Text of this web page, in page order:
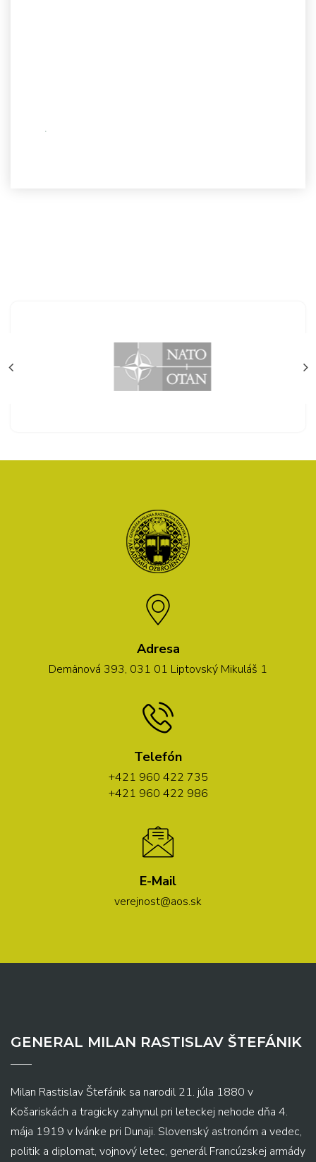
Adresa
Demänová 393, 031 01 Liptovský Mikuláš 1
Telefón
+421 960 422 735
+421 960 422 986
E-Mail
verejnost@aos.sk
GENERAL MILAN RASTISLAV ŠTEFÁNIK
Milan Rastislav Štefánik sa narodil 21. júla 1880 v
Košariskách a tragicky zahynul pri leteckej nehode dňa 4.
mája 1919 v Ivánke pri Dunaji. Slovenský astronóm a vedec,
politik a diplomat, vojnový letec, generál Francúzskej armády